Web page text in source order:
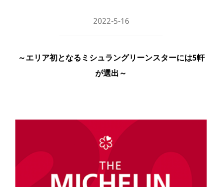
2022-5-16
～エリア初となるミシュラングリーンスターには5軒
が選出～